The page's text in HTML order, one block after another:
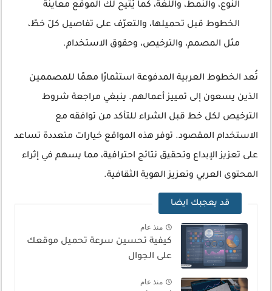
النوع، والنمط، واللغة، كما يُتيح لك الموقع معاينة
الخطوط قبل تحميلها، والتعرّف على تفاصيل كلّ خطّ،
مثل المصمم، والترخيص، وحقوق الاستخدام.
تُعد الخطوط العربية المدفوعة استثمارًا مهمًا للمصممين
الذين يسعون إلى تمييز أعمالهم. ينبغي مراجعة شروط
الترخيص لكل خط قبل الشراء للتأكد من توافقه مع
الاستخدام المقصود. توفر هذه المواقع خيارات متعددة تساعد
على تعزيز الإبداع وتحقيق نتائج احترافية، مما يسهم في إثراء
المحتوى العربي وتعزيز الهوية الثقافية.
قد يعجبك ايضا
منذ عام
كيفية تحسين سرعة تحميل موقعك
على الجوال
منذ عام